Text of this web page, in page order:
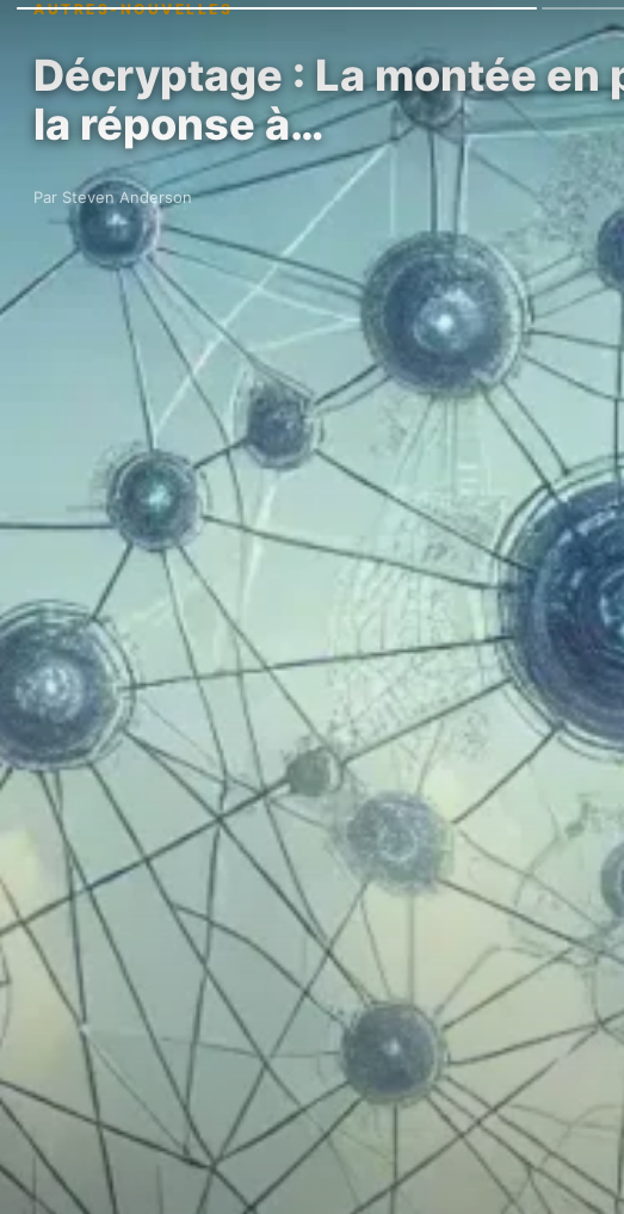
AUTRES-NOUVELLES
Décryptage : La montée
la réponse à…
Par Steven Anderson